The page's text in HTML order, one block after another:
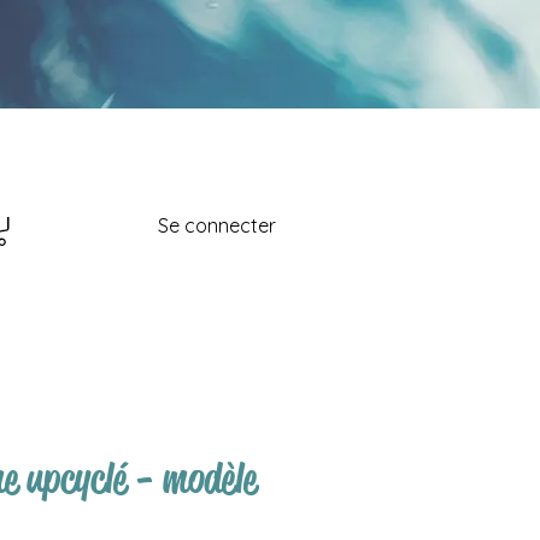
Se connecter
upcyclé - modèle